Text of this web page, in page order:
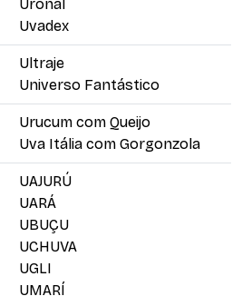
Uronal
Uvadex
Ultraje
Universo Fantástico
Urucum com Queijo
Uva Itália com Gorgonzola
UAJURÚ
UARÁ
UBUÇU
UCHUVA
UGLI
UMARÍ